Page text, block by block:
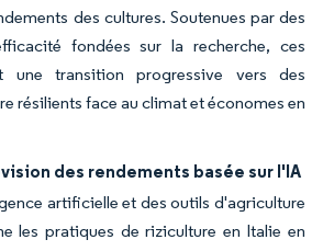
des cultures. Soutenues par des
fondées sur la recherche, ces
une transition progressive vers des
résilients face au climat et économes en
des rendements basée sur l'IA
artificielle et des outils d'agriculture
les pratiques de riziculture en Italie en